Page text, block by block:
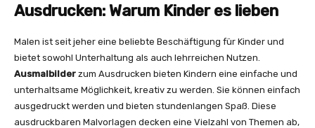
Ausdrucken: Warum Kinder es lieben
Malen ist seit jeher eine beliebte Beschäftigung für Kinder und
bietet sowohl Unterhaltung als auch lehrreichen Nutzen.
Ausmalbilder zum Ausdrucken bieten Kindern eine einfache und
unterhaltsame Möglichkeit, kreativ zu werden. Sie können einfach
ausgedruckt werden und bieten stundenlangen Spaß. Diese
ausdruckbaren Malvorlagen decken eine Vielzahl von Themen ab,